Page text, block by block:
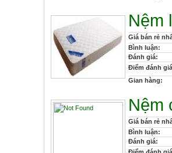
Nệm
Giá bán rẻ
Bình luận:
Đánh giá:
Điểm đánh
Gian hàng:
Nệm
Giá bán rẻ
Bình luận:
Đánh giá: